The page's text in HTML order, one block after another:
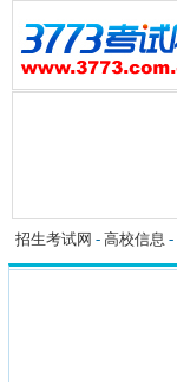
招生考试网 - 高校信息 -